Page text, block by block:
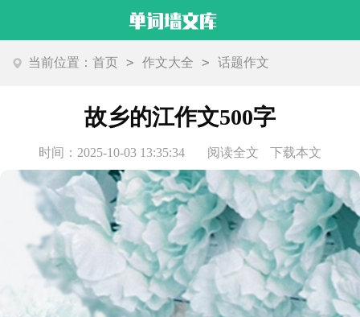
当前位置：首页 > 作文大全 > 话题作文
故乡的江作文500字
时间：2025-10-03 13:35:34 阅读全文 下载本文